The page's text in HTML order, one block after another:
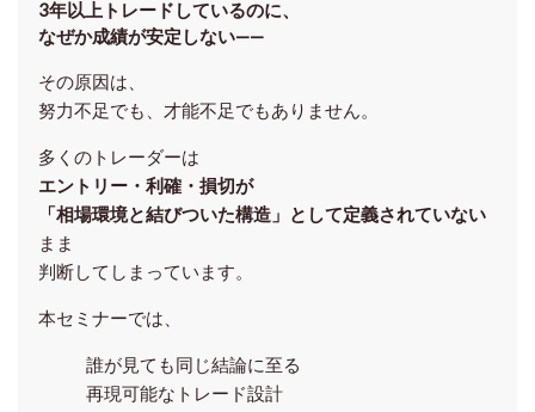
3年以上トレードしているのに、
なぜか成績が安定しない——
その原因は、
努力不足でも、才能不足でもありません。
多くのトレーダーは
エントリー・利確・損切が
「相場環境と結びついた構造」として定義されていない
まま
判断してしまっています。
本セミナーでは、
誰が見ても同じ結論に至る
再現可能なトレード設計